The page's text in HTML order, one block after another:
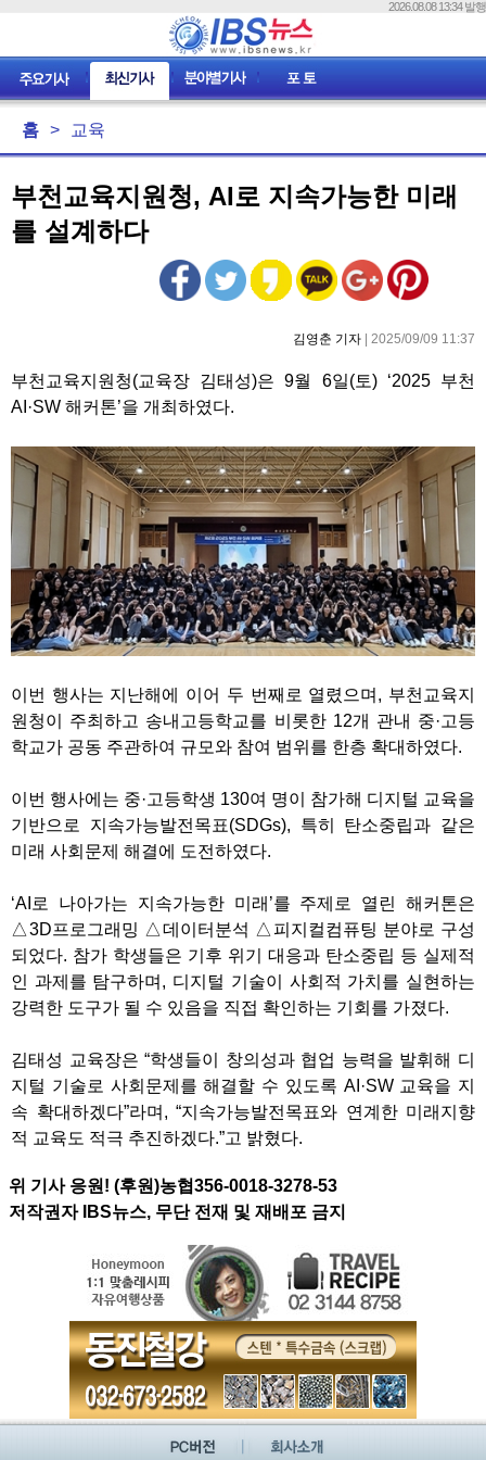
2026.08.08 13:34 발행
홈 > 교육
부천교육지원청, AI로 지속가능한 미래
를 설계하다
김영춘 기자 | 2025/09/09 11:37
부천교육지원청(교육장 김태성)은 9월 6일(토) ‘2025 부천
AI·SW 해커톤’을 개최하였다.
이번 행사는 지난해에 이어 두 번째로 열렸으며, 부천교육지
원청이 주최하고 송내고등학교를 비롯한 12개 관내 중·고등
학교가 공동 주관하여 규모와 참여 범위를 한층 확대하였다.
이번 행사에는 중·고등학생 130여 명이 참가해 디지털 교육을
기반으로 지속가능발전목표(SDGs), 특히 탄소중립과 같은
미래 사회문제 해결에 도전하였다.
‘AI로 나아가는 지속가능한 미래’를 주제로 열린 해커톤은
△3D프로그래밍 △데이터분석 △피지컬컴퓨팅 분야로 구성
되었다. 참가 학생들은 기후 위기 대응과 탄소중립 등 실제적
인 과제를 탐구하며, 디지털 기술이 사회적 가치를 실현하는
강력한 도구가 될 수 있음을 직접 확인하는 기회를 가졌다.
김태성 교육장은 “학생들이 창의성과 협업 능력을 발휘해 디
지털 기술로 사회문제를 해결할 수 있도록 AI·SW 교육을 지
속 확대하겠다”라며, “지속가능발전목표와 연계한 미래지향
적 교육도 적극 추진하겠다.”고 밝혔다.
위 기사 응원! (후원)농협356-0018-3278-53
저작권자 IBS뉴스, 무단 전재 및 재배포 금지